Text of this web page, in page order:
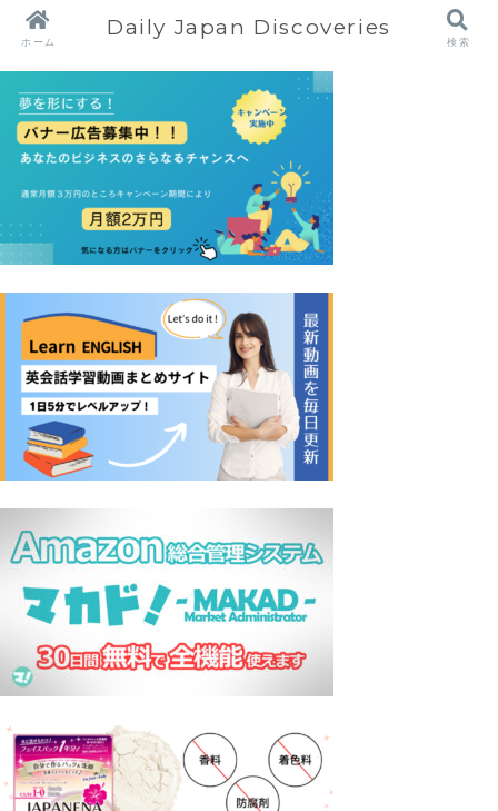
ホーム
Daily Japan Discoveries
検索